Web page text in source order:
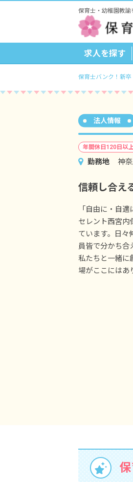
保育士・幼稚園教諭
求人を探す
保育士バンク！新卒
法人情報
年間休日120日以
勤務地 神
信頼し合え
「自由に・自
セレント西宮内
ています。日々
員皆で分かち合
私たちと一緒に
場がここにはあ